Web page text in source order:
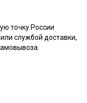
точку России
службой доставки,